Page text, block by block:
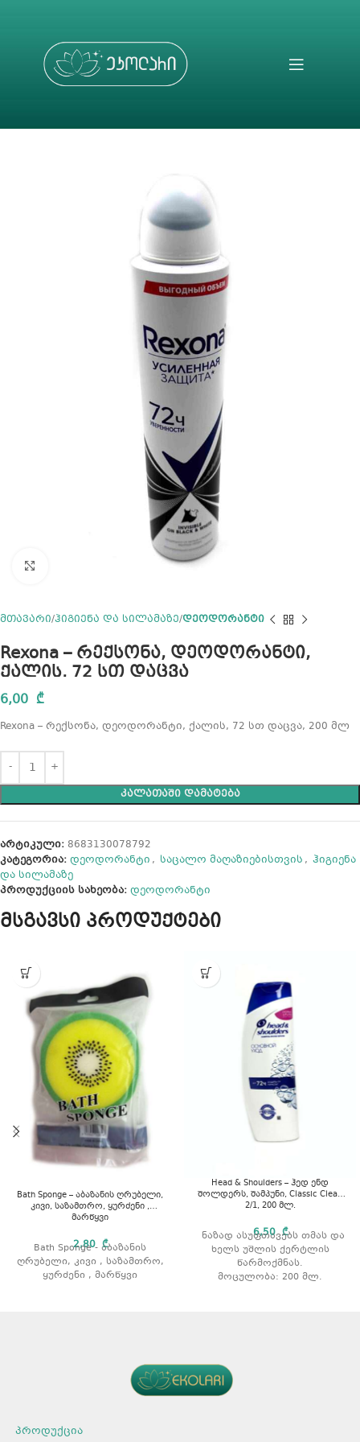
მთავარი ჰიგიენა და სილამაზე დეოდორანტი
Rexona – რექსონა, დეოდორანტი,
ქალის, 72 სთ დაცვა
6,00 ₾
Rexona – რექსონა, დეოდორანტი, ქალის, 72 სთ დაცვა, 200 მლ
ᲙᲐᲚᲐᲗᲐᲨᲘ ᲓᲐᲛᲐᲢᲔᲑᲐ
არტიკული: 8683130078792
კატეგორია: დეოდორანტი , საცალო მაღაზიებისთვის , ჰიგიენა
და სილამაზე
პროდუქციის სახეობა: დეოდორანტი
მსგავსი პროდუქტები
Bath Sponge – აბაზანის ღრუბელი,
კივი, საზამთრო, ყურძენი ,
მარწყვი
2,80₾
Bath Sponge - აბაზანის
ღრუბელი, კივი , საზამთრო,
ყურძენი , მარწყვი
Head & Shoulders – ჰედ ენდ
შოლდერს, შამპუნი, Classic Clean
2/1, 200 მლ.
6,50₾
ნაზად ასუფთავებს თმას და
ხელს უშლის ქერტლის
წარმოქმნას.
მოცულობა: 200 მლ.
პროდუქცია